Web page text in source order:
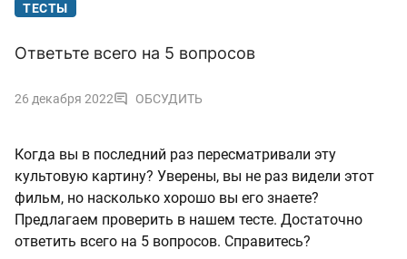
ТЕСТЫ
Ответьте всего на 5 вопросов
26 декабря 2022 ОБСУДИТЬ
Когда вы в последний раз пересматривали эту
культовую картину? Уверены, вы не раз видели этот
фильм, но насколько хорошо вы его знаете?
Предлагаем проверить в нашем тесте. Достаточно
ответить всего на 5 вопросов. Справитесь?